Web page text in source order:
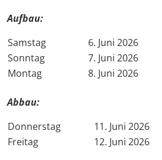
Aufbau:
Samstag
6. Juni 2026
Sonntag
7. Juni 2026
Montag
8. Juni 2026
Abbau:
Donnerstag
11. Juni 2026
Freitag
12. Juni 2026